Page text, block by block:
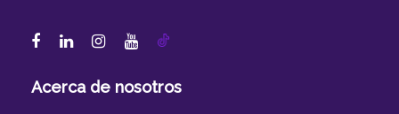
Acerca de nosotros